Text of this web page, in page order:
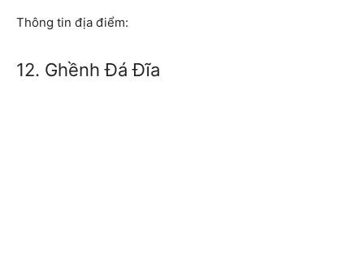
Thông tin địa điểm:
12. Ghềnh Đá Đĩa